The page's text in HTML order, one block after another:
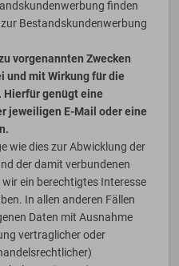
finden
Bestandskundenwerbung
vorgenannten Zwecken
und mit Wirkung für die
Hierfür genügt eine
jeweiligen E-Mail oder eine
wie dies zur Abwicklung der
der damit verbundenen
ein berechtigtes Interesse
In allen anderen Fällen
Daten mit Ausnahme
vertraglicher oder